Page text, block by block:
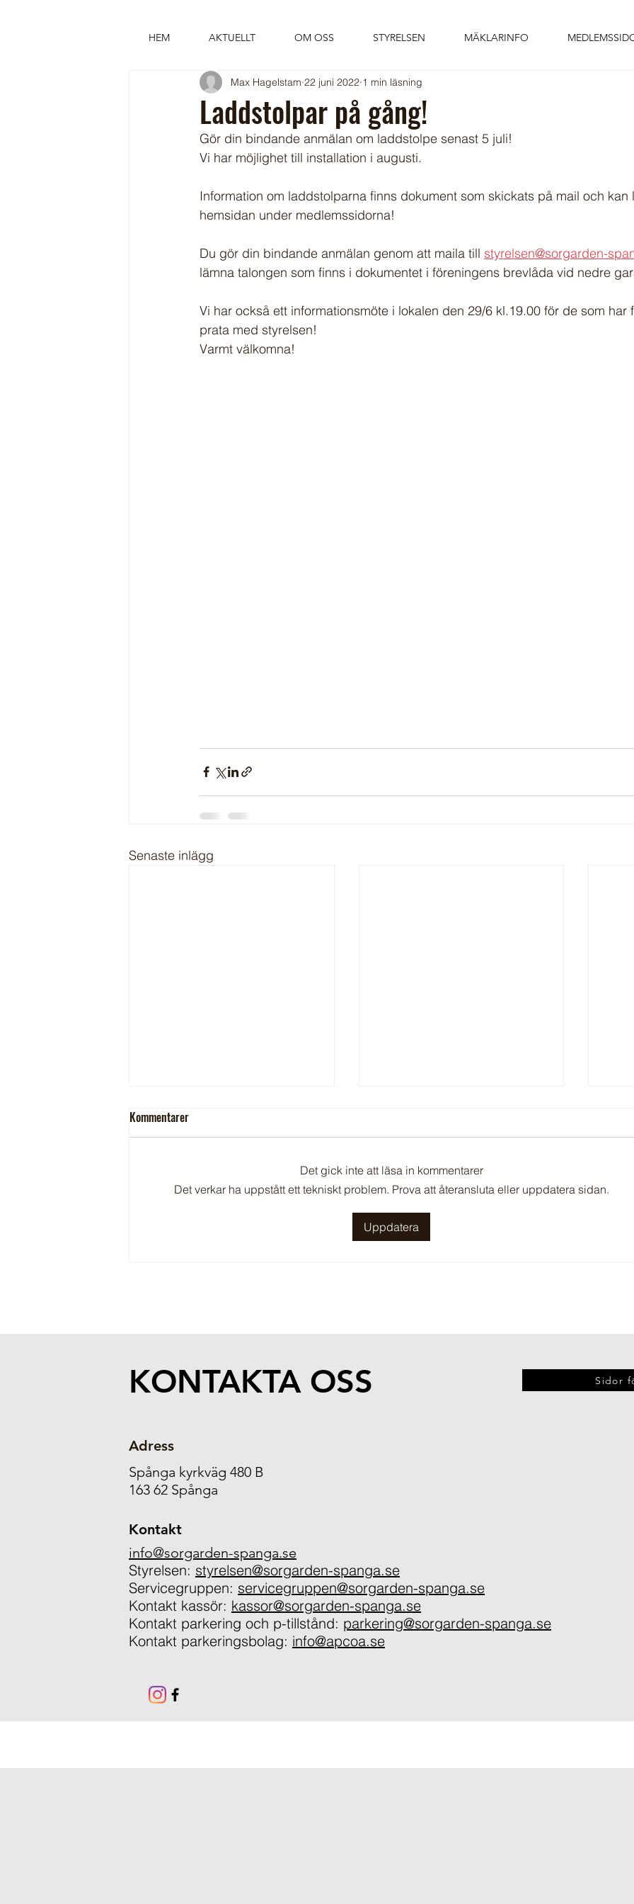
HEM AKTUELLT OM OSS STYRELSEN MÄKLARINFO
Laddstolpar på gång!
Max Hagelstam 22 juni 2022 1 min läsning
Gör din bindande anmälan om laddstolpe senast 5 juli!
Vi har möjlighet till installation i augusti.
Information om laddstolparna finns dokument som skickats på mail och kan
hemsidan under medlemssidorna!
Du gör din bindande anmälan genom att maila till styrelsen@sorgarden-
lämna talongen som finns i dokumentet i föreningens brevlåda vid nedre
Vi har också ett informationsmöte i lokalen den 29/6 kl.19.00 för de som har
prata med styrelsen!
Varmt välkomna!
Senaste inlägg
Sopsortering
Kommentarer
Det gick inte att läsa in kommentarer
Det verkar ha uppstått ett tekniskt problem. Prova att återansluta eller uppdatera sidan.
Uppdatera
KONTAKTA OSS Sidor
Adress
Spånga kyrkväg 480 B
163 62 Spånga
Kontakt
info@sorgarden-spanga.se
Styrelsen: styrelsen@sorgarden-spanga.se
Servicegruppen: servicegruppen@sorgarden-spanga.se
Kontakt kassör: kassor@sorgarden-spanga.se
Kontakt parkering och p-tillstånd: parkering@sorgarden-spanga.se
Kontakt parkeringsbolag: info@apcoa.se